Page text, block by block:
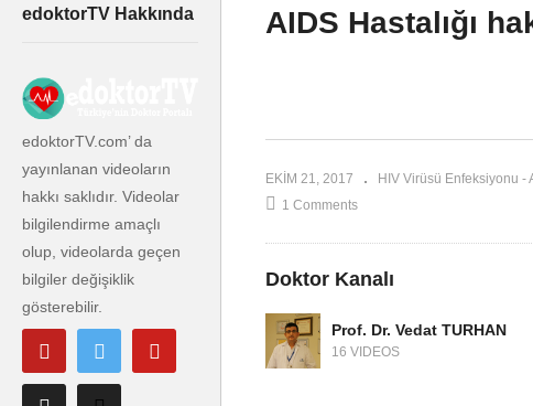
belirtileri
edoktorTV Hakkında
edoktorTV.com’ da
yayınlanan videoların
hakkı saklıdır. Videolar
bilgilendirme amaçlı
olup, videolarda geçen
bilgiler değişiklik
gösterebilir.
AIDS Hastalığı
EKIM 21, 2017
HIV Virüsü Enfeksiyonu -
1 Comments
Doktor Kanalı
Prof. Dr. Vedat TURHAN
16 VIDEOS